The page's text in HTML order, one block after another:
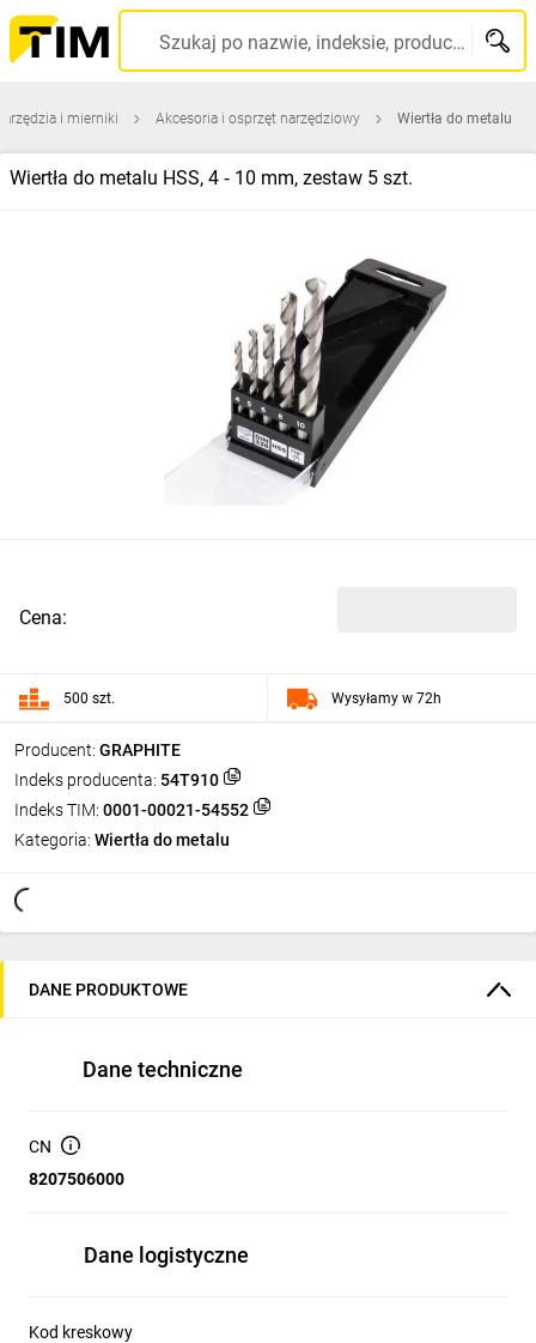
Szukaj po nazwie, indeksie, producencie, kodzie kreskowym...
i mierniki Akcesoria i osprzęt narzędziowy Wiertła do metalu
Wiertła do metalu HSS, 4 ‑ 10 mm, zestaw 5 szt.
Producent: GRAPHITE
Indeks producenta: 54T910
Indeks TIM: 0001-00021-54552
Kategoria: Wiertła do metalu
Cena:
500 szt. Wysyłamy w 72h
DANE PRODUKTOWE
Dane techniczne
CN
8207506000
Dane logistyczne
Kod kreskowy